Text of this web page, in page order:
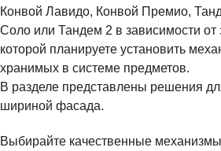
Конвой Лавидо, Конвой Премио,
Соло или Тандем 2 в зависимости от
которой планируете установить
хранимых в системе предметов.
В разделе представлены решения
шириной фасада.
Выбирайте качественные